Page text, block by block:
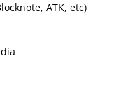
ATK, etc)